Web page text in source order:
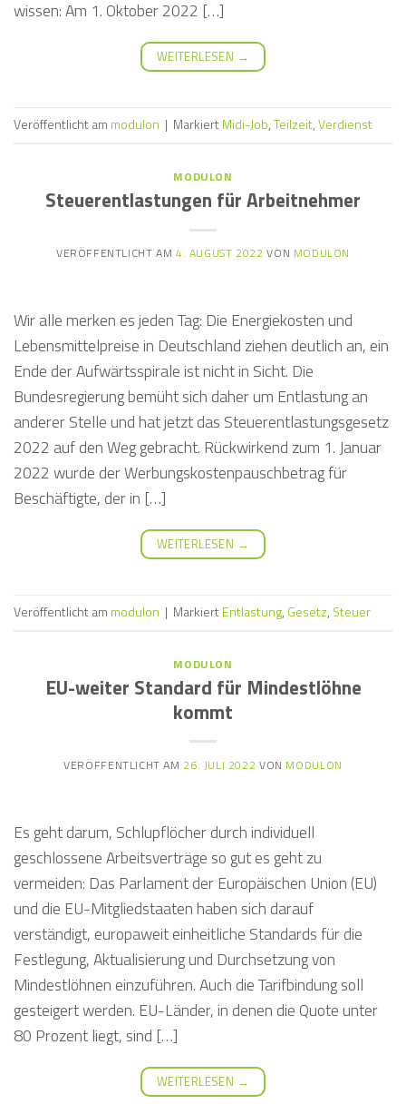
wissen: Am 1. Oktober 2022 […]
WEITERLESEN →
Veröffentlicht am modulon | MarkiertMidi-Job,Teilzeit,Verdienst
MODULON
Steuerentlastungen für Arbeitnehmer
VERÖFFENTLICHT AM4. AUGUST 2022 VON MODULON
Wir alle merken es jeden Tag: Die Energiekosten und
Lebensmittelpreise in Deutschland ziehen deutlich an, ein
Ende der Aufwärtsspirale ist nicht in Sicht. Die
Bundesregierung bemüht sich daher um Entlastung an
anderer Stelle und hat jetzt das Steuerentlastungsgesetz
2022 auf den Weg gebracht. Rückwirkend zum 1. Januar
2022 wurde der Werbungskostenpauschbetrag für
Beschäftigte, der in […]
WEITERLESEN →
Veröffentlicht am modulon | MarkiertEntlastung, Gesetz, Steuer
MODULON
EU-weiter Standard für Mindestlöhne
kommt
VERÖFFENTLICHT AM 26. JULI 2022 VON MODULON
Es geht darum, Schlupflöcher durch individuell
geschlossene Arbeitsverträge so gut es geht zu
vermeiden: Das Parlament der Europäischen Union (EU)
und die EU-Mitgliedstaaten haben sich darauf
verständigt, europaweit einheitliche Standards für die
Festlegung, Aktualisierung und Durchsetzung von
Mindestlöhnen einzuführen. Auch die Tarifbindung soll
gesteigert werden. EU-Länder, in denen die Quote unter
80 Prozent liegt, sind […]
WEITERLESEN →